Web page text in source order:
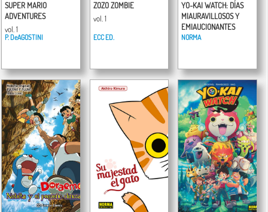
SUPER MARIO
ADVENTURES
vol. 1
P. DeAGOSTINI
ZOZO ZOMBIE
vol. 1
ECC ED.
YO-KAI WATCH: DÍAS
MIAURAVILLOSOS Y
EMIAUCIONANTES
vol. 1
NORMA